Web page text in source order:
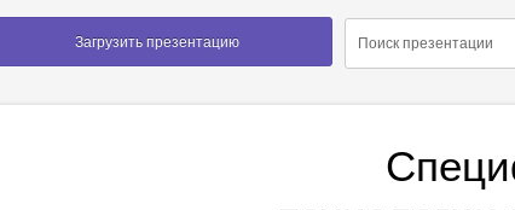
Загрузить презентацию